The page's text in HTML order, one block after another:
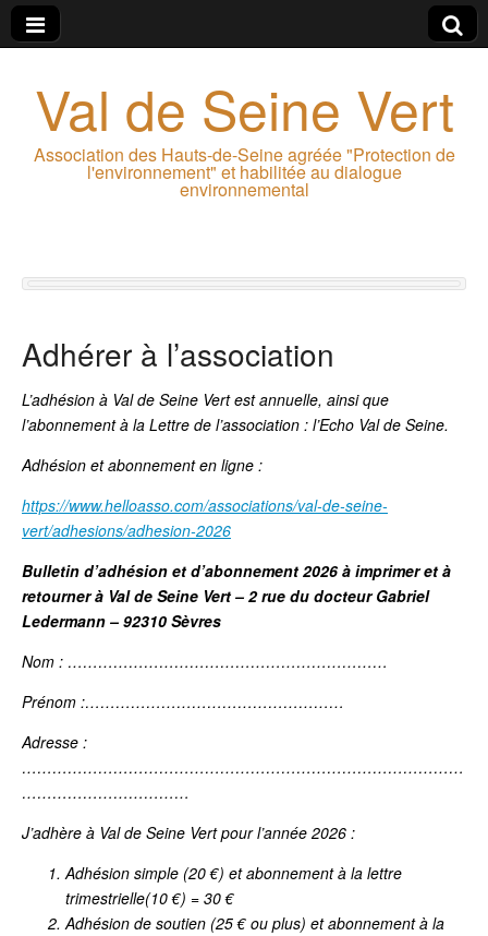
Val de Seine Vert
Association des Hauts-de-Seine agréée "Protection de
l'environnement" et habilitée au dialogue
environnemental
Adhérer à l’association
L’adhésion à Val de Seine Vert est annuelle, ainsi que
l’abonnement à la Lettre de l’association : l’Echo Val de Seine.
Adhésion et abonnement en ligne :
https://www.helloasso.com/associations/val-de-seine-
vert/adhesions/adhesion-2026
Bulletin d’adhésion et d’abonnement 2026 à imprimer et à
retourner à Val de Seine Vert – 2 rue du docteur Gabriel
Ledermann – 92310 Sèvres
Nom : ………………………………………………………
Prénom :……………………………………………
Adresse :
……………………………………………………………………………
……………………………
J’adhère à Val de Seine Vert pour l’année 2026 :
Adhésion simple (20 €) et abonnement à la lettre
trimestrielle(10 €) = 30 €
Adhésion de soutien (25 € ou plus) et abonnement à la